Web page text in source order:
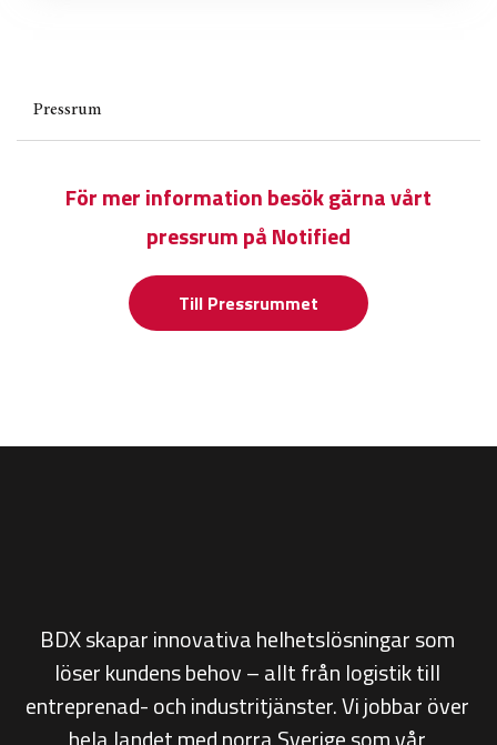
Pressrum
För mer information besök gärna vårt
pressrum på Notified
Till Pressrummet
BDX skapar innovativa helhetslösningar som
löser kundens behov – allt från logistik till
entreprenad- och industritjänster. Vi jobbar över